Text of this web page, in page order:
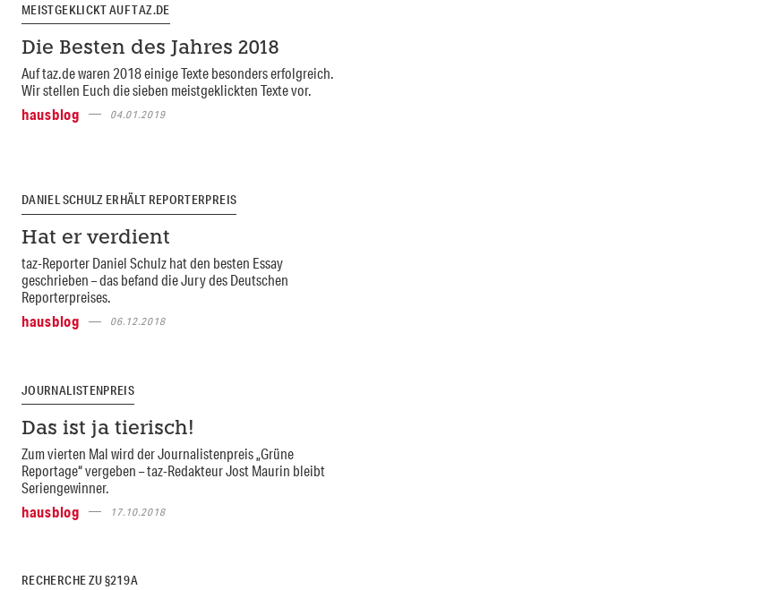
MEISTGEKLICKT AUF TAZ.DE
Die Besten des Jahres 2018
Auf taz.de waren 2018 einige Texte besonders erfolgreich.
Wir stellen Euch die sieben meistgeklickten Texte vor.
hausblog
04.01.2019
DANIEL SCHULZ ERHÄLT REPORTERPREIS
Hat er verdient
taz-Reporter Daniel Schulz hat den besten Essay
geschrieben – das befand die Jury des Deutschen
Reporterpreises.
hausblog
06.12.2018
JOURNALISTENPREIS
Das ist ja tierisch!
Zum vierten Mal wird der Journalistenpreis „Grüne
Reportage“ vergeben – taz-Redakteur Jost Maurin bleibt
Seriengewinner.
hausblog
17.10.2018
RECHERCHE ZU §219 A